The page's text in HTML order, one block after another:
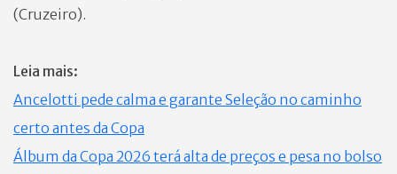
(Cruzeiro).
Leia mais:
Ancelotti pede calma e garante Seleção no caminho
certo antes da Copa
Álbum da Copa 2026 terá alta de preços e pesa no bolso